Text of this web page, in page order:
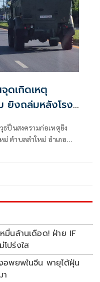
ดเกิดเหตุ
ยิงถล่มหลังโรง
ธปืนสงครามก่อเหตุยิง
ม่ ตำบลลำใหม่ อำเภอ
มื่นล้านเดือด! ฝ่าย IF
ปร่งใส
อพยพในจีน พายุไต้ฝุ่น